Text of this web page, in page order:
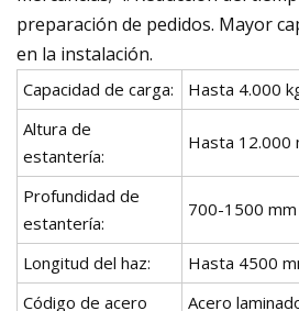
preparación de pedidos. Mayor
en la instalación.
Capacidad de carga:
Hasta 4.000
Altura de
estantería:
Hasta 12.000
Profundidad de
estantería:
700-1500 mm
Longitud del haz:
Hasta 4500
Código de acero
Acero